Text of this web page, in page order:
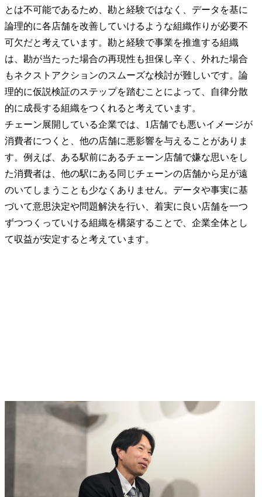
とは不可能であるため、勘と経験ではなく、データを基に
論理的に各店舗を改善していけるような組織作りが必要不
可欠だと考えています。勘と経験で事業を推進する組織
は、勘が当たった場合の再現性も担保し辛く、外れた場合
もネクストアクションのスムーズな検討が難しいです。論
理的に仮説検証のステップを踏むことによって、自律分散
的に成長する組織をつくれると考えています。
チェーン展開している企業では、1店舗でも悪いイメージが
消費者につくと、他の店舗に悪影響を与えることがありま
す。例えば、ある駅前にあるチェーン店舗で嫌な思いをし
た消費者は、他の駅にある同じチェーンの店舗から足が遠
のいてしまうことも少なくありません。データや事実に基
づいて意思決定や問題解決を行い、着実に良い店舗を一つ
ずつつくっていける組織を構築することで、企業全体とし
て収益が安定すると考えています。